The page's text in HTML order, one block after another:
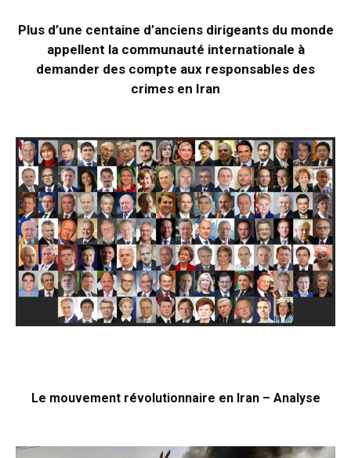
Plus d’une centaine d’anciens dirigeants du monde
appellent la communauté internationale à
demander des compte aux responsables des
crimes en Iran
Le mouvement révolutionnaire en Iran – Analyse